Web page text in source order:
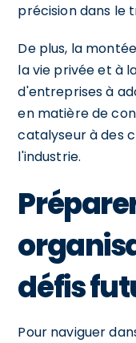
précision dans le
De plus, la
la vie privée et à
d'entreprises à
en matière de
catalyseur à des
l'industrie.
défis
Pour naviguer